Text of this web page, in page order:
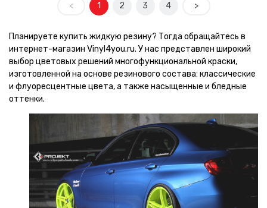
< 1 2 3 4 >
Планируете купить жидкую резину? Тогда обращайтесь в
интернет-магазин Vinyl4you.ru. У нас представлен широкий
выбор цветовых решений многофункциональной краски,
изготовленной на основе резинового состава: классические
и флуоресцентные цвета, а также насыщенные и бледные
оттенки.